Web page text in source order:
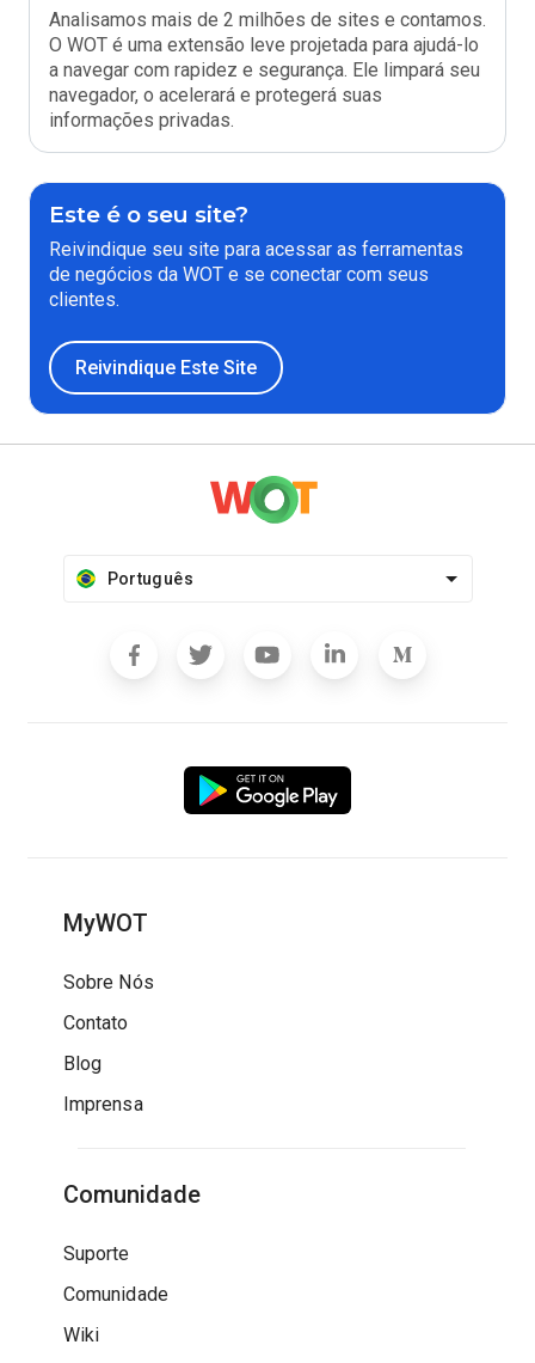
Analisamos mais de 2 milhões de sites e contamos.
O WOT é uma extensão leve projetada para ajudá-lo
a navegar com rapidez e segurança. Ele limpará seu
navegador, o acelerará e protegerá suas
informações privadas.
Este é o seu site?
Reivindique seu site para acessar as ferramentas
de negócios da WOT e se conectar com seus
clientes.
Reivindique Este Site
Português
MyWOT
Sobre Nós
Contato
Blog
Imprensa
Comunidade
Suporte
Comunidade
Wiki